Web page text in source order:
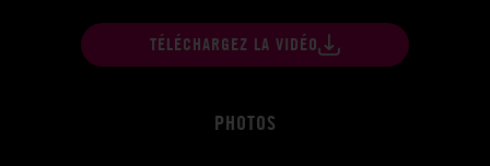
TÉLÉCHARGEZ LA VIDÉO
PHOTOS